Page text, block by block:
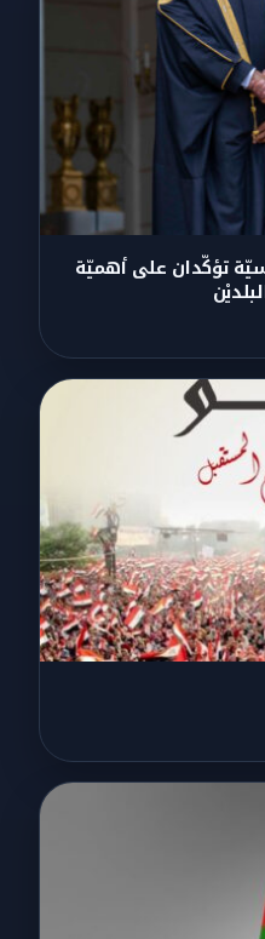
تؤكّدان على أهميّة